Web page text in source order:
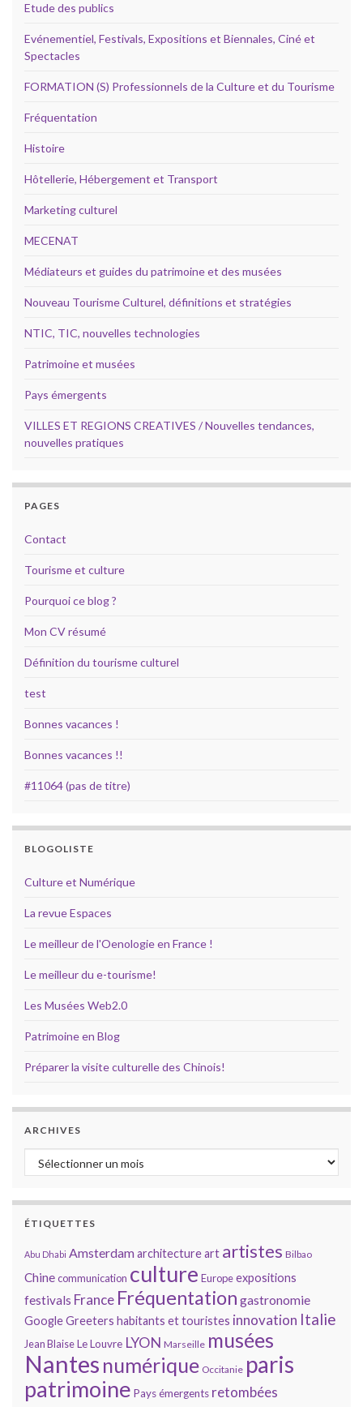
Etude des publics
Evénementiel, Festivals, Expositions et Biennales, Ciné et
Spectacles
FORMATION (S) Professionnels de la Culture et du Tourisme
Fréquentation
Histoire
Hôtellerie, Hébergement et Transport
Marketing culturel
MECENAT
Médiateurs et guides du patrimoine et des musées
Nouveau Tourisme Culturel, définitions et stratégies
NTIC, TIC, nouvelles technologies
Patrimoine et musées
Pays émergents
VILLES ET REGIONS CREATIVES / Nouvelles tendances,
nouvelles pratiques
PAGES
Contact
Tourisme et culture
Pourquoi ce blog ?
Mon CV résumé
Définition du tourisme culturel
test
Bonnes vacances !
Bonnes vacances !!
#11064 (pas de titre)
BLOGOLISTE
Culture et Numérique
La revue Espaces
Le meilleur de l'Oenologie en France !
Le meilleur du e-tourisme!
Les Musées Web2.0
Patrimoine en Blog
Préparer la visite culturelle des Chinois!
ARCHIVES
Archives
ÉTIQUETTES
Abu Dhabi Amsterdamarchitectureart artistes Bilbao
Chinecommunication culture Europeexpositions
festivals France Fréquentation gastronomie
GoogleGreeters habitants et touristes innovation Italie
Jean BlaiseLe Louvre LYON Marseille musées
Nantes numérique Occitanie paris
patrimoine Pays émergents retombées